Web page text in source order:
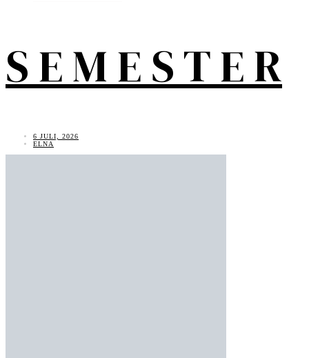
S E M E S T E R
6 JULI, 2026
ELNA